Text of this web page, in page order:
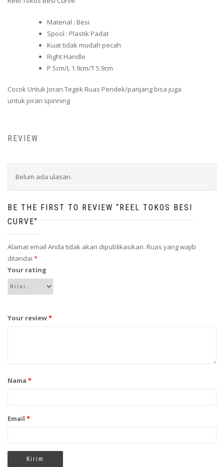
Material : Besi
Spool : Plastik Padat
Kuat tidak mudah pecah
Right Handle
P 5cm/L 1.9cm/T 5.9cm
Cocok Untuk Joran Tegek Ruas Pendek/panjang bisa juga
untuk joran spinning
REVIEW
Belum ada ulasan.
BE THE FIRST TO REVIEW “REEL TOKOS BESI
CURVE”
Alamat email Anda tidak akan dipublikasikan. Ruas yang wajib
ditandai *
Your rating
Your review*
Nama *
Email *